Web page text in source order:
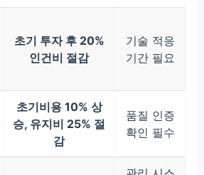
초기 투자 후 20%
인건비 절감
기술 적응
기간 필요
초기비용 10% 상
승, 유지비 25% 절
감
품질 인증
확인 필수